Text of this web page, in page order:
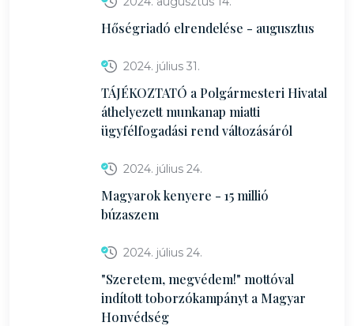
Hőségriadó elrendelése - augusztus
2024. július 31.
TÁJÉKOZTATÓ a Polgármesteri Hivatal
áthelyezett munkanap miatti
ügyfélfogadási rend változásáról
2024. július 24.
Magyarok kenyere - 15 millió
búzaszem
2024. július 24.
"Szeretem, megvédem!" mottóval
indított toborzókampányt a Magyar
Honvédség